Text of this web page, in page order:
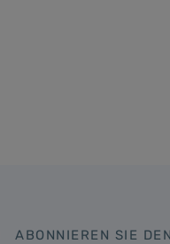
ABONNIEREN SIE